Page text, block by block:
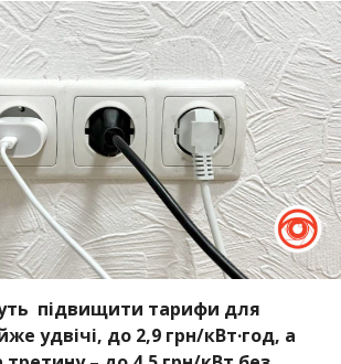
підвищити тарифи для
удвічі, до 2,9 грн/кВт·год, а